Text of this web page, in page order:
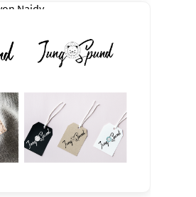
Naidy